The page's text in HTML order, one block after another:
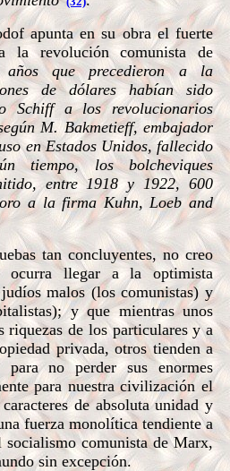
apunta en su obra el fuerte
la revolución comunista de
que precedieron a la
de dólares habían sido
Schiff a los revolucionarios
M. Bakmetieff, embajador
en Estados Unidos, fallecido
tiempo, los bolcheviques
entre 1918 y 1922, 600
a la firma Kuhn, Loeb and
tan concluyentes, no creo
llegar a la optimista
malos (los comunistas) y
y que mientras unos
riquezas de los particulares y a
privada, otros tienden a
para no perder sus enormes
para nuestra civilización el
de absoluta unidad y
fuerza monolítica tendiente a
socialismo comunista de Marx,
sin excepción.